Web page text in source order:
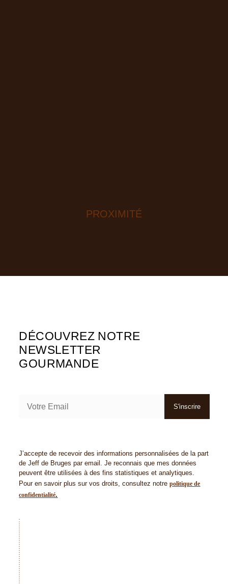
PROXIMITÉ
DÉCOUVREZ NOTRE
NEWSLETTER
GOURMANDE
S'inscrire
J’accepte de recevoir des informations personnalisées de la part
de Jeff de Bruges par email. Je reconnais que mes données
peuvent être utilisées à des fins statistiques et analytiques.
Pour en savoir plus sur vos droits, consultez notrepolitique de
confidentialité.